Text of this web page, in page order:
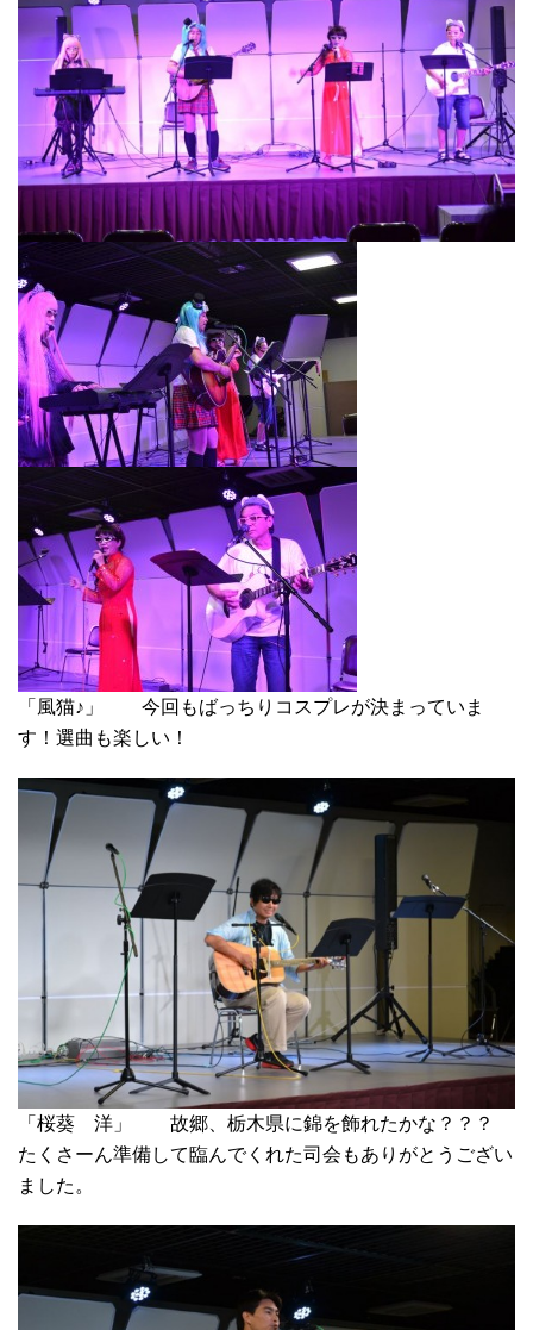
「風猫♪」 今回もばっちりコスプレが決まっていま
す！選曲も楽しい！
「桜葵 洋」 故郷、栃木県に錦を飾れたかな？？？
たくさーん準備して臨んでくれた司会もありがとうござい
ました。